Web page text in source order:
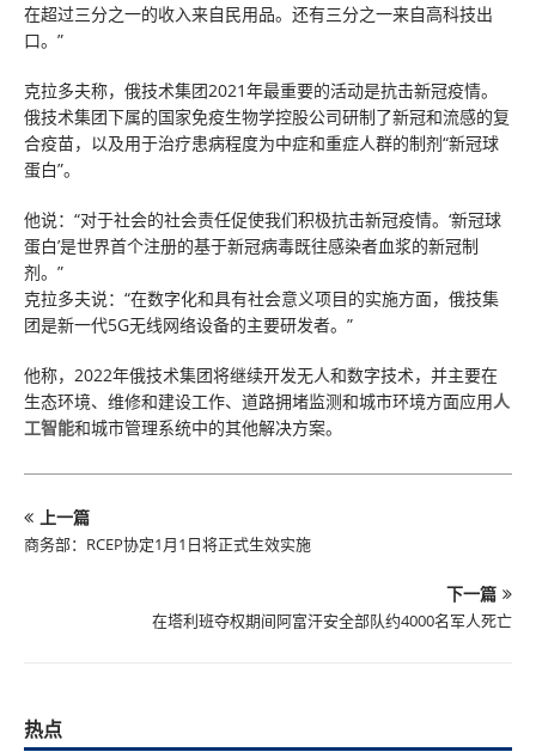
在超过三分之一的收入来自民用品。还有三分之一来自高科技出
口。”
克拉多夫称，俄技术集团2021年最重要的活动是抗击新冠疫情。
俄技术集团下属的国家免疫生物学控股公司研制了新冠和流感的复
合疫苗，以及用于治疗患病程度为中症和重症人群的制剂“新冠球
蛋白”。
他说：“对于社会的社会责任促使我们积极抗击新冠疫情。‘新冠球
蛋白’是世界首个注册的基于新冠病毒既往感染者血浆的新冠制
剂。”
克拉多夫说：“在数字化和具有社会意义项目的实施方面，俄技集
团是新一代5G无线网络设备的主要研发者。”
他称，2022年俄技术集团将继续开发无人和数字技术，并主要在
生态环境、维修和建设工作、道路拥堵监测和城市环境方面应用人
工智能和城市管理系统中的其他解决方案。
上一篇
商务部：RCEP协定1月1日将正式生效实施
下一篇
在塔利班夺权期间阿富汗安全部队约4000名军人死亡
热点